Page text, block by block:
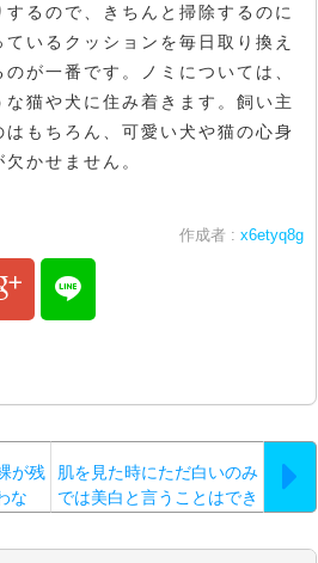
るので、きちんと掃除するのに
いるクッションを毎日取り換え
が一番です。ノミについては、
猫や犬に住み着きます。飼い主
もちろん、可愛い犬や猫の心身
かせません。
作成者 : x6etyq8g
が残
な
肌を見た時にただ白いのみ
では美白と言うことはでき